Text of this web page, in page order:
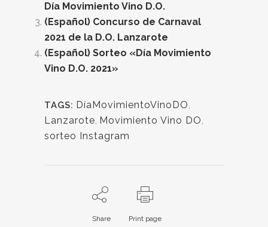
Día Movimiento Vino D.O.
(Español) Concurso de Carnaval
2021 de la D.O. Lanzarote
(Español) Sorteo «Día Movimiento
Vino D.O. 2021»
TAGS: DíaMovimientoVinoDO,
Lanzarote, Movimiento Vino DO,
sorteo Instagram
Share Print page